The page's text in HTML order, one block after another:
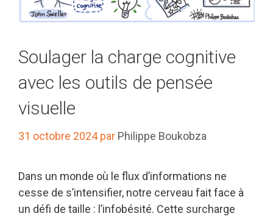
Soulager la charge cognitive
avec les outils de pensée
visuelle
31 octobre 2024 par Philippe Boukobza
Dans un monde où le flux d’informations ne
cesse de s’intensifier, notre cerveau fait face à
un défi de taille : l’infobésité. Cette surcharge